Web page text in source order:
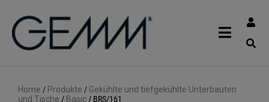
Home / Produkte / Gekühlte und tiefgekühlte Unterbauten
und Tische / Basic / BRS/161